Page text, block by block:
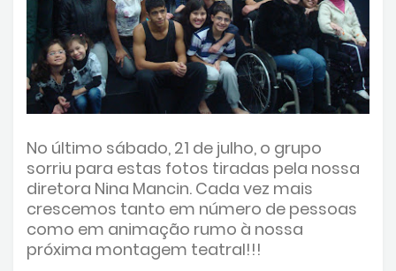
No último sábado, 21 de julho, o grupo
sorriu para estas fotos tiradas pela nossa
diretora Nina Mancin. Cada vez mais
crescemos tanto em número de pessoas
como em animação rumo à nossa
próxima montagem teatral!!!